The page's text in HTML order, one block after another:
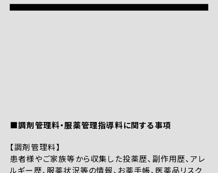
■調剤管理料・服薬管理指導料に関する事項
【調剤管理料】
患者様やご家族等から収集した投薬歴、副作用歴、アレ
ルギー歴、服薬状況等の情報、お薬手帳、医薬品リスク